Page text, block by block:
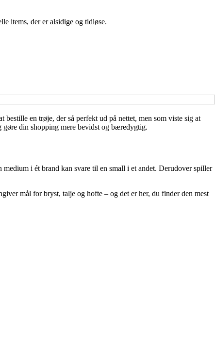
items, der er alsidige og tidløse.
en trøje, der så perfekt ud på nettet, men som viste sig at
din shopping mere bevidst og bæredygtig.
i ét brand kan svare til en small i et andet. Derudover spiller
mål for bryst, talje og hofte – og det er her, du finder den mest